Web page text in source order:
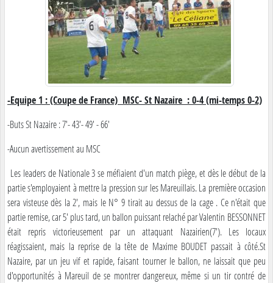
-Equipe 1 : (Coupe de France) MSC- St Nazaire : 0-4 (mi-temps 0-2)
-Buts St Nazaire : 7'- 43'- 49' - 66'
-Aucun avertissement au MSC
Les leaders de Nationale 3 se méfiaient d'un match piège, et dès le début de la
partie s'employaient à mettre la pression sur les Mareuillais. La première occasion
sera visteuse dès la 2', mais le N° 9 tirait au dessus de la cage . Ce n'était que
partie remise, car 5' plus tard, un ballon puissant relaché par Valentin BESSONNET
était repris victorieusement par un attaquant Nazairien(7'). Les locaux
réagissaient, mais la reprise de la tête de Maxime BOUDET passait à côté.St
Nazaire, par un jeu vif et rapide, faisant tourner le ballon, ne laissait que peu
d'opportunités à Mareuil de se montrer dangereux, même si un tir contré de